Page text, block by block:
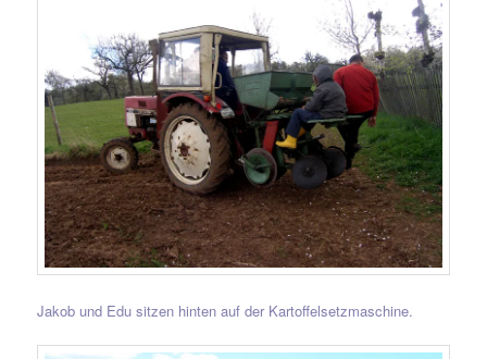
Jakob und Edu sitzen hinten auf der Kartoffelsetzmaschine.